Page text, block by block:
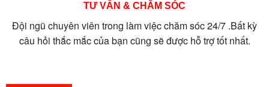
TƯ VẤN & CHĂM SÓC
Đội ngũ chuyên viên trong làm việc chăm sóc 24/7 .Bất kỳ
câu hỏi thắc mắc của bạn cũng sẽ được hỗ trợ tốt nhất.